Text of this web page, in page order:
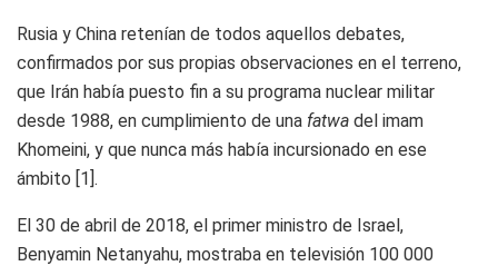
Rusia y China retenían de todos aquellos debates,
confirmados por sus propias observaciones en el terreno,
que Irán había puesto fin a su programa nuclear militar
desde 1988, en cumplimiento de una fatwa del imam
Khomeini, y que nunca más había incursionado en ese
ámbito [1] .
El 30 de abril de 2018, el primer ministro de Israel,
Benyamin Netanyahu, mostraba en televisión 100 000